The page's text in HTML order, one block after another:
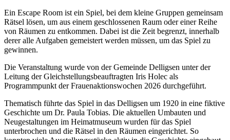
Ein Escape Room ist ein Spiel, bei dem kleine Gruppen gemeinsam
Rätsel lösen, um aus einem geschlossenen Raum oder einer Reihe
von Räumen zu entkommen. Dabei ist die Zeit begrenzt, innerhalb
derer alle Aufgaben gemeistert werden müssen, um das Spiel zu
gewinnen.
Die Veranstaltung wurde von der Gemeinde Delligsen unter der
Leitung der Gleichstellungsbeauftragten Iris Holec als
Programmpunkt der Frauenaktionswochen 2026 durchgeführt.
Thematisch führte das Spiel in das Delligsen um 1920 in eine fiktive
Geschichte um Dr. Paula Tobias. Die aktuellen Umbauten und
Neugestaltungen im Heimatmuseum wurden für das Spiel
unterbrochen und die Rätsel in den Räumen eingerichtet. So